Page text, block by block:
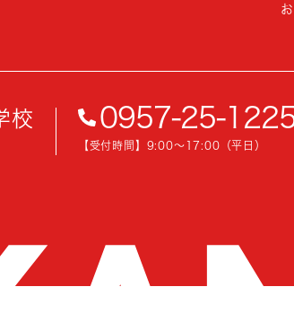
校 0957-25-
【受付時間】9:00〜17:00（平日）